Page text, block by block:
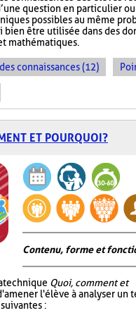
question en particulier
possibles au même
bien être utilisée dans des
mathématiques.
connaissances (12)
ET POURQUOI?
Contenu, forme et
technique Quoi, comment et
l'élève à analyser un
: